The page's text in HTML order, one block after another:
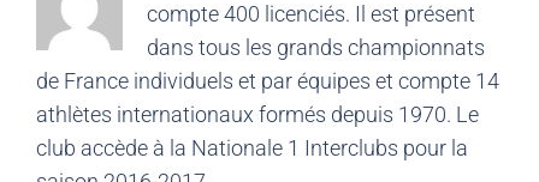
compte 400 licenciés. Il est présent
dans tous les grands championnats
de France individuels et par équipes et compte 14
athlètes internationaux formés depuis 1970. Le
club accède à la Nationale 1 Interclubs pour la